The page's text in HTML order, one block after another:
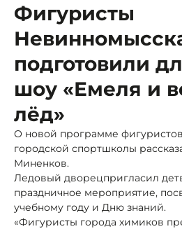
Фигуристы
подготовили
шоу «Емеля и
лёд»
О новой программе фигуристов
городской спортшколы
Миненков.
Ледовый дворецпригласил
праздничное мероприятие,
учебному году и Дню знаний.
«Фигуристы города химиков